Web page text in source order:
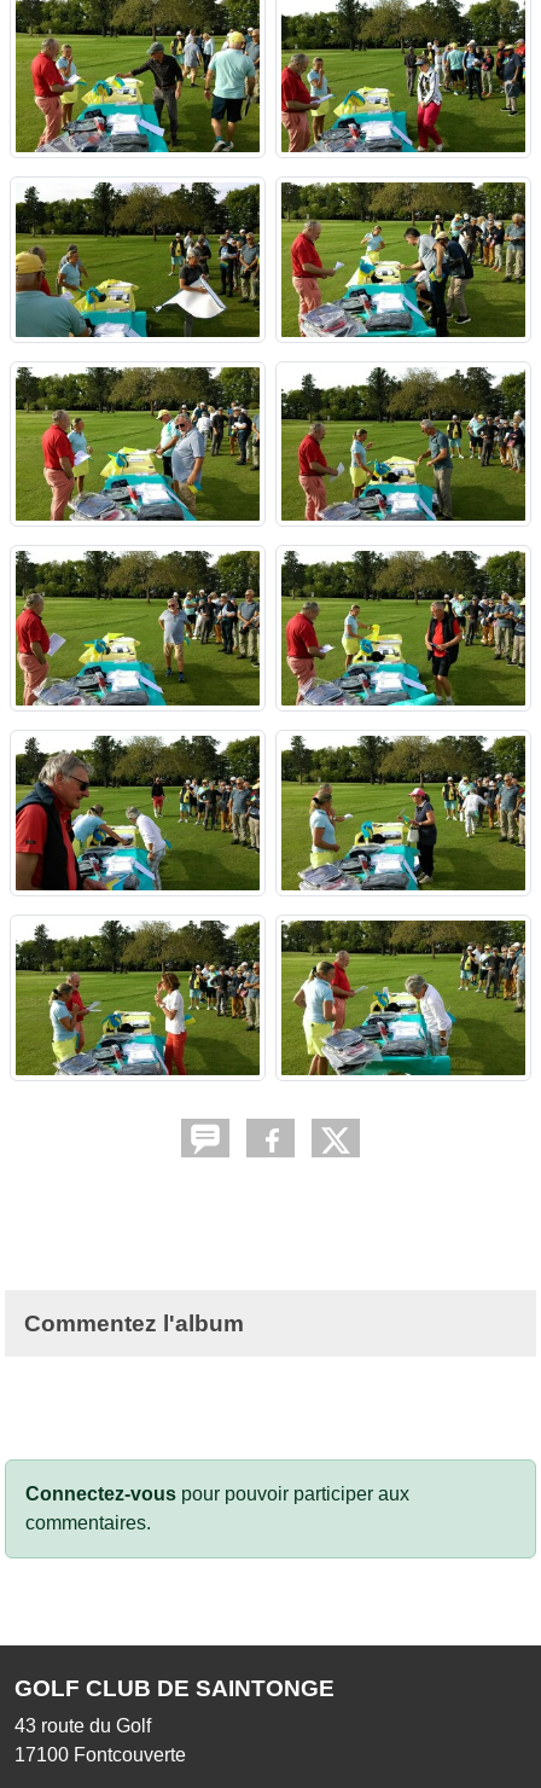
Commentez l'album
Connectez-vous pour pouvoir participer aux
commentaires.
GOLF CLUB DE SAINTONGE
43 route du Golf
17100 Fontcouverte